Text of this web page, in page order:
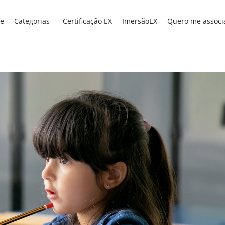
Categorias Certificação EX ImersãoEX Quero me